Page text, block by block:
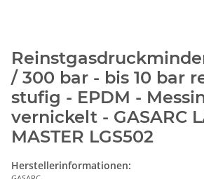
/ 300 bar - bis 10 bar
stufig - EPDM -
vernickelt - GASARC
MASTER LGS502
Herstellerinformationen: